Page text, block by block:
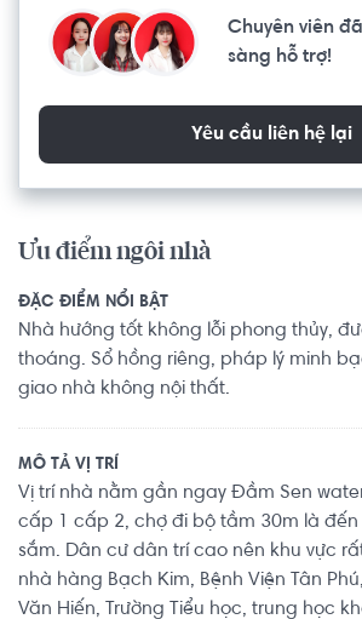
Chuyên viên
sàng hỗ trợ!
Yêu cầu liên hệ lại
Ưu điểm ngôi nhà
ĐẶC ĐIỂM NỔI BẬT
Nhà hướng tốt không lỗi phong thủy,
thoáng. Sổ hồng riêng, pháp lý minh
giao nhà không nội thất.
MÔ TẢ VỊ TRÍ
Vị trí nhà nằm gần ngay Đầm Sen
cấp 1 cấp 2, chợ đi bộ tầm 30m là đến
sắm. Dân cư dân trí cao nên khu vực
nhà hàng Bạch Kim, Bệnh Viện Tân
Văn Hiến, Trường Tiểu học, trung học